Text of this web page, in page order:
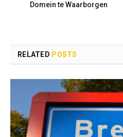
Domein te Waarborgen
RELATED POSTS